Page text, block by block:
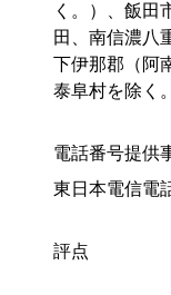
く。）、飯田
田、南信濃八
下伊那郡（阿
泰阜村を除く
電話番号提供
東日本電信電
評点